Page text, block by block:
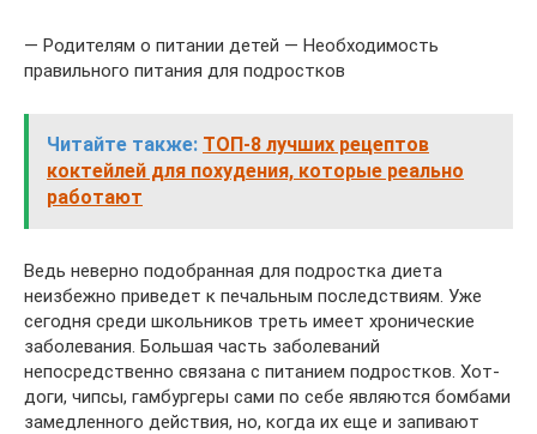
— Родителям о питании детей — Необходимость
правильного питания для подростков
Читайте также: ТОП-8 лучших рецептов
коктейлей для похудения, которые реально
работают
Ведь неверно подобранная для подростка диета
неизбежно приведет к печальным последствиям. Уже
сегодня среди школьников треть имеет хронические
заболевания. Большая часть заболеваний
непосредственно связана с питанием подростков. Хот-
доги, чипсы, гамбургеры сами по себе являются бомбами
замедленного действия, но, когда их еще и запивают